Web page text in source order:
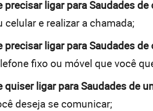
precisar ligar para Saudades
celular e realizar a chamada;
precisar ligar para Saudades
fixo ou móvel que você
quiser ligar para Saudades de
deseja se comunicar;